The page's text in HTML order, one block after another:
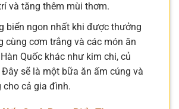
và tăng thêm mùi thơm.
biển ngon nhất khi được thưởng
cùng cơm trắng và các món ăn
Quốc khác như kim chi, củ
sẽ là một bữa ăn ấm cúng và
cho cả gia đình.